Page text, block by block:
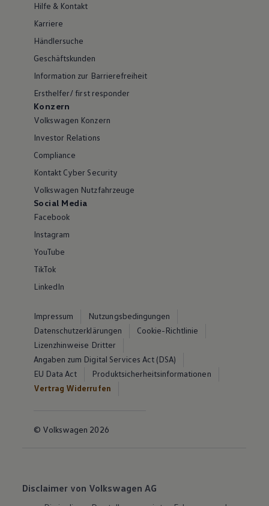
Hilfe & Kontakt
Karriere
Händlersuche
Geschäftskunden
Information zur Barrierefreiheit
Ersthelfer/ first responder
Konzern
Volkswagen Konzern
Investor Relations
Compliance
Kontakt Cyber Security
Volkswagen Nutzfahrzeuge
Social Media
Facebook
Instagram
YouTube
TikTok
LinkedIn
Impressum
Nutzungsbedingungen
Datenschutzerklärungen
Cookie-Richtlinie
Lizenzhinweise Dritter
Angaben zum Digital Services Act (DSA)
EU Data Act
Produktsicherheitsinformationen
Vertrag Widerrufen
© Volkswagen 2026
Disclaimer von Volkswagen AG